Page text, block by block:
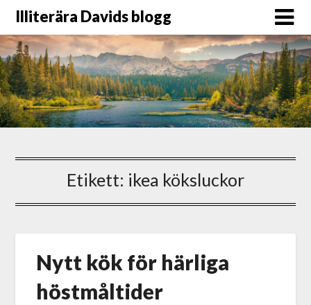
Illiterära Davids blogg
Etikett: ikea köksluckor
Nytt kök för härliga
höstmåltider